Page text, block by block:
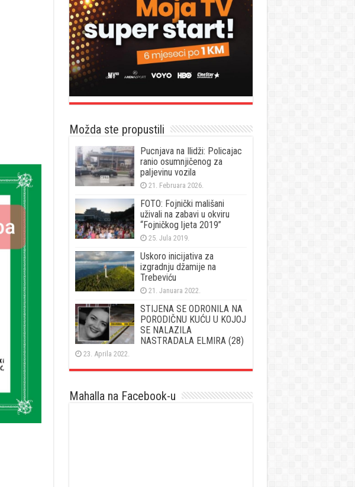
Možda ste propustili
Pucnjava na Ilidži: Policajac
ranio osumnjičenog za
paljevinu vozila
21. Februara 2026.
FOTO: Fojnički mališani
uživali na zabavi u okviru
“Fojničkog ljeta 2019”
25. Jula 2019.
Uskoro inicijativa za
izgradnju džamije na
Trebeviću
21. Januara 2022.
STIJENA SE ODRONILA NA
PORODIČNU KUĆU U KOJOJ
SE NALAZILA
NASTRADALA ELMIRA (28)
23. Aprila 2022.
Mahalla na Facebook-u